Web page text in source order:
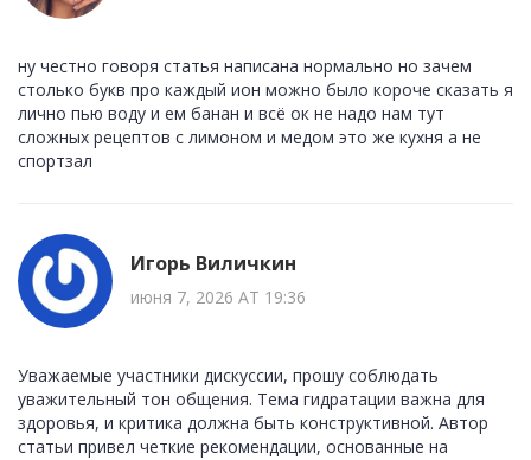
ну честно говоря статья написана нормально но зачем
столько букв про каждый ион можно было короче сказать я
лично пью воду и ем банан и всё ок не надо нам тут
сложных рецептов с лимоном и медом это же кухня а не
спортзал
Игорь Виличкин
июня 7, 2026 AT 19:36
Уважаемые участники дискуссии, прошу соблюдать
уважительный тон общения. Тема гидратации важна для
здоровья, и критика должна быть конструктивной. Автор
статьи привел четкие рекомендации, основанные на